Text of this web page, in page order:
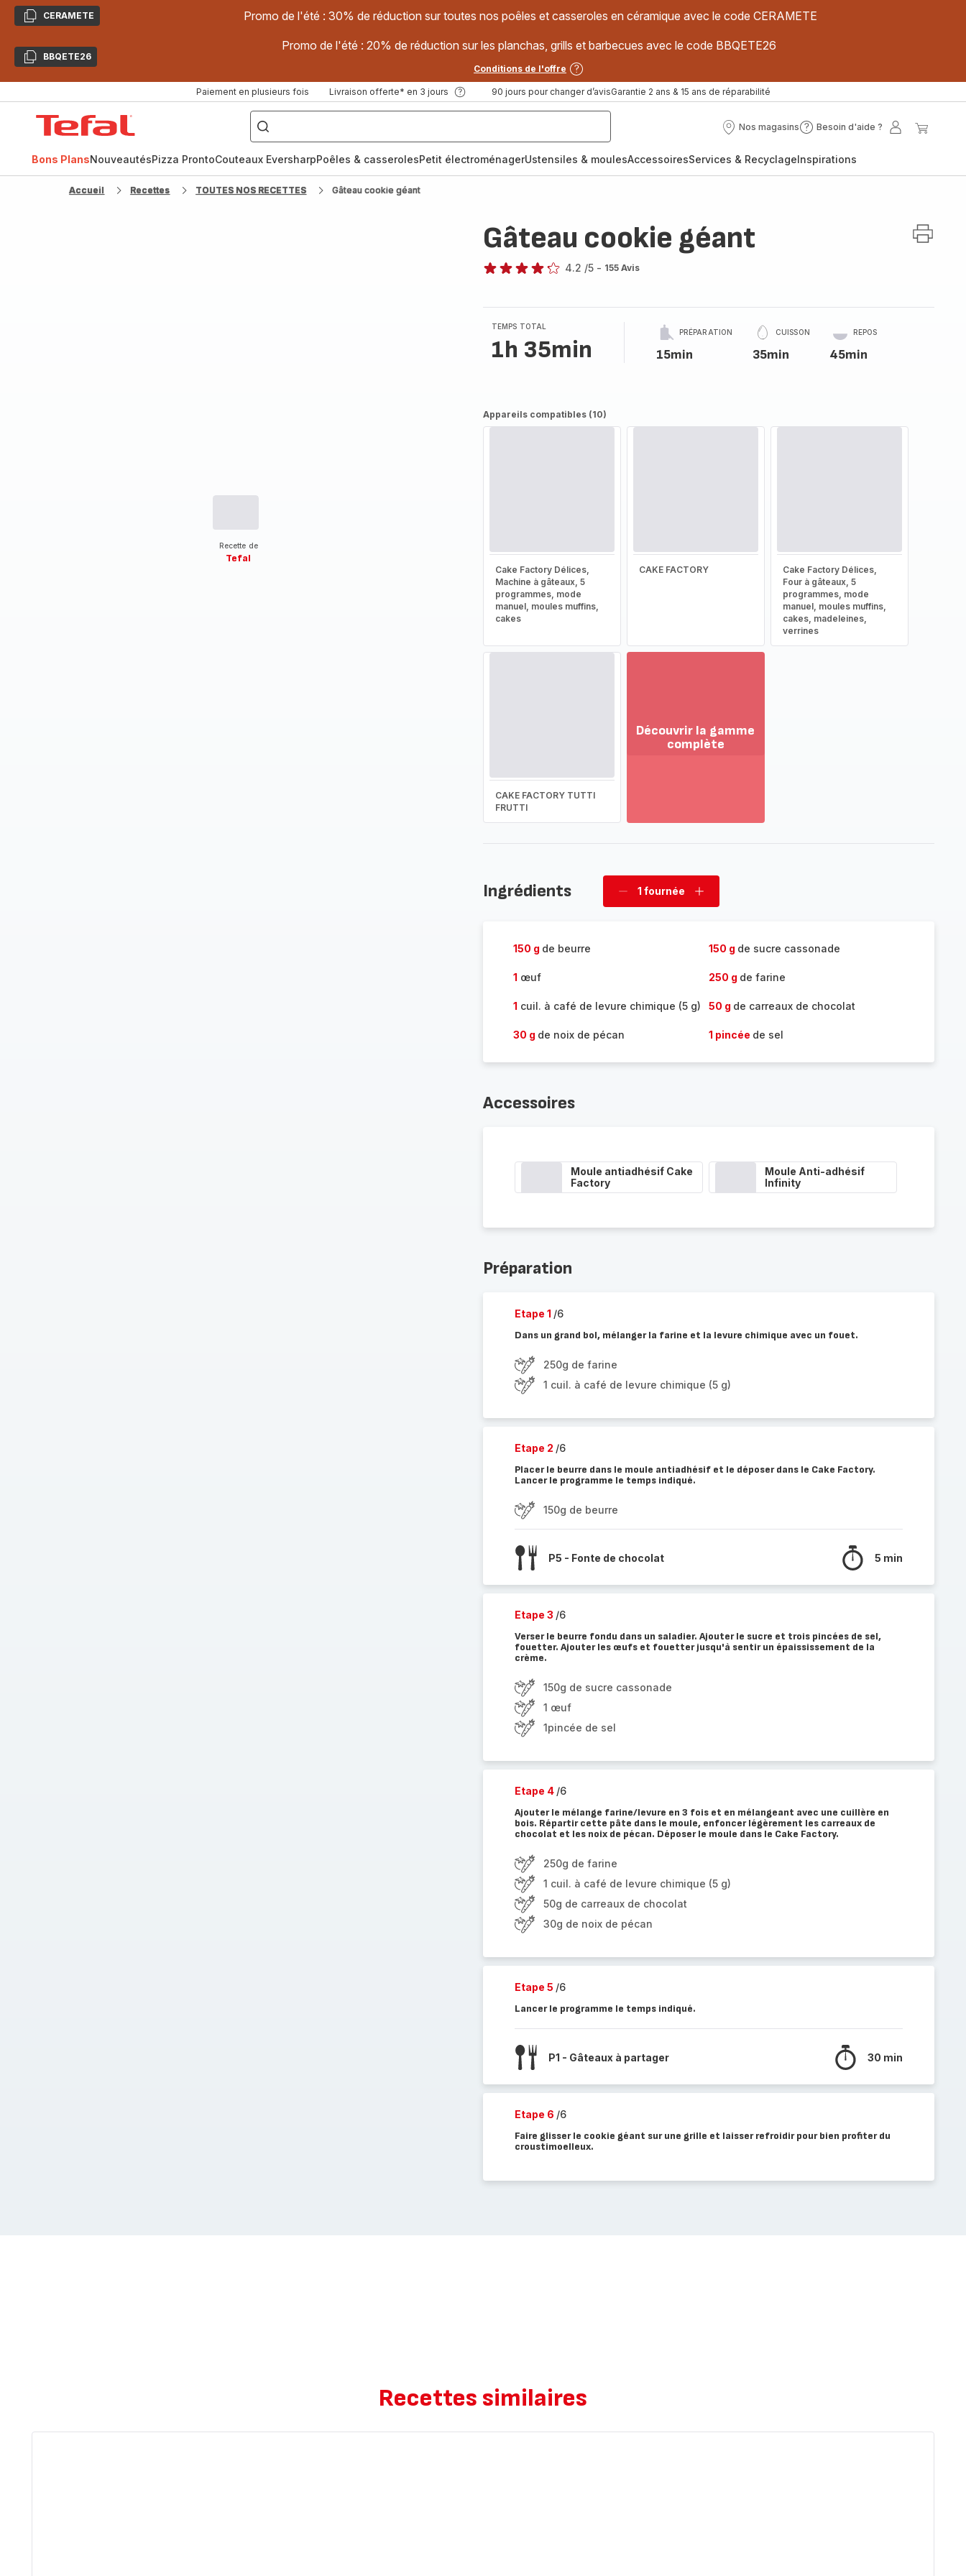
CopierCERAMETE Promo de l'été : 30% de réduction sur toutes nos poêles et casseroles en céramique avec le code CERAMETE
CopierBBQETE26
Promo de l'été : 20% de réduction sur les planchas, grills et barbecues avec le code BBQETE26
Conditions de l'offre
Paiement en plusieurs fois Livraison offerte* en 3 jours 90 jours pour changer d’avisGarantie 2 ans & 15 ans de réparabilité
["Poêles
inox,
Cake
Factory,
Nos magasins
Nos
Besoin d'aide ?
Besoin
?
Mon
Bons PlansNouveautésPizza ProntoCouteaux EversharpPoêles & casserolesPetit électroménagerUstensiles & moulesAccessoiresServices & RecyclageInspirations
Accueil Recettes TOUTES NOS RECETTES Gâteau cookie géant
Recette de
Tefal
Gâteau cookie géant
4.2 /5 - 155 Avis
TEMPS TOTAL
1h 35min
PRÉPARATION
15min
CUISSON
35min
REPOS
45min
Appareils compatibles (10)
Cake Factory Délices,
Machine à gâteaux, 5
programmes, mode
manuel, moules muffins,
cakes
CAKE FACTORY
Cake Factory Délices,
Four à gâteaux, 5
programmes, mode
manuel, moules muffins,
cakes, madeleines,
verrines
CAKE FACTORY TUTTI
FRUTTI
Découvrir la gamme
complète
Ingrédients
Supprimer
1 fournée
Ajouter
150 g de beurre 150 g de sucre cassonade
1 œuf 250 g de farine
1 cuil. à café de levure chimique (5 g) 50 g de carreaux de chocolat
30 g de noix de pécan 1 pincée de sel
Accessoires
Moule antiadhésif Cake
Factory
Moule Anti-adhésif
Infinity
Préparation
Etape 1 /6
Dans un grand bol, mélanger la farine et la levure chimique avec un fouet.
250g de farine
1 cuil. à café de levure chimique (5 g)
Etape 2 /6
Placer le beurre dans le moule antiadhésif et le déposer dans le Cake Factory.
Lancer le programme le temps indiqué.
150g de beurre
P5 - Fonte de chocolat 5 min
Etape 3 /6
Verser le beurre fondu dans un saladier. Ajouter le sucre et trois pincées de sel,
fouetter. Ajouter les œufs et fouetter jusqu'à sentir un épaississement de la
crème.
150g de sucre cassonade
1 œuf
1pincée de sel
Etape 4 /6
Ajouter le mélange farine/levure en 3 fois et en mélangeant avec une cuillère en
bois. Répartir cette pâte dans le moule, enfoncer légèrement les carreaux de
chocolat et les noix de pécan. Déposer le moule dans le Cake Factory.
250g de farine
1 cuil. à café de levure chimique (5 g)
50g de carreaux de chocolat
30g de noix de pécan
Etape 5 /6
Lancer le programme le temps indiqué.
P1 - Gâteaux à partager 30 min
Etape 6 /6
Faire glisser le cookie géant sur une grille et laisser refroidir pour bien profiter du
croustimoelleux.
Recettes similaires